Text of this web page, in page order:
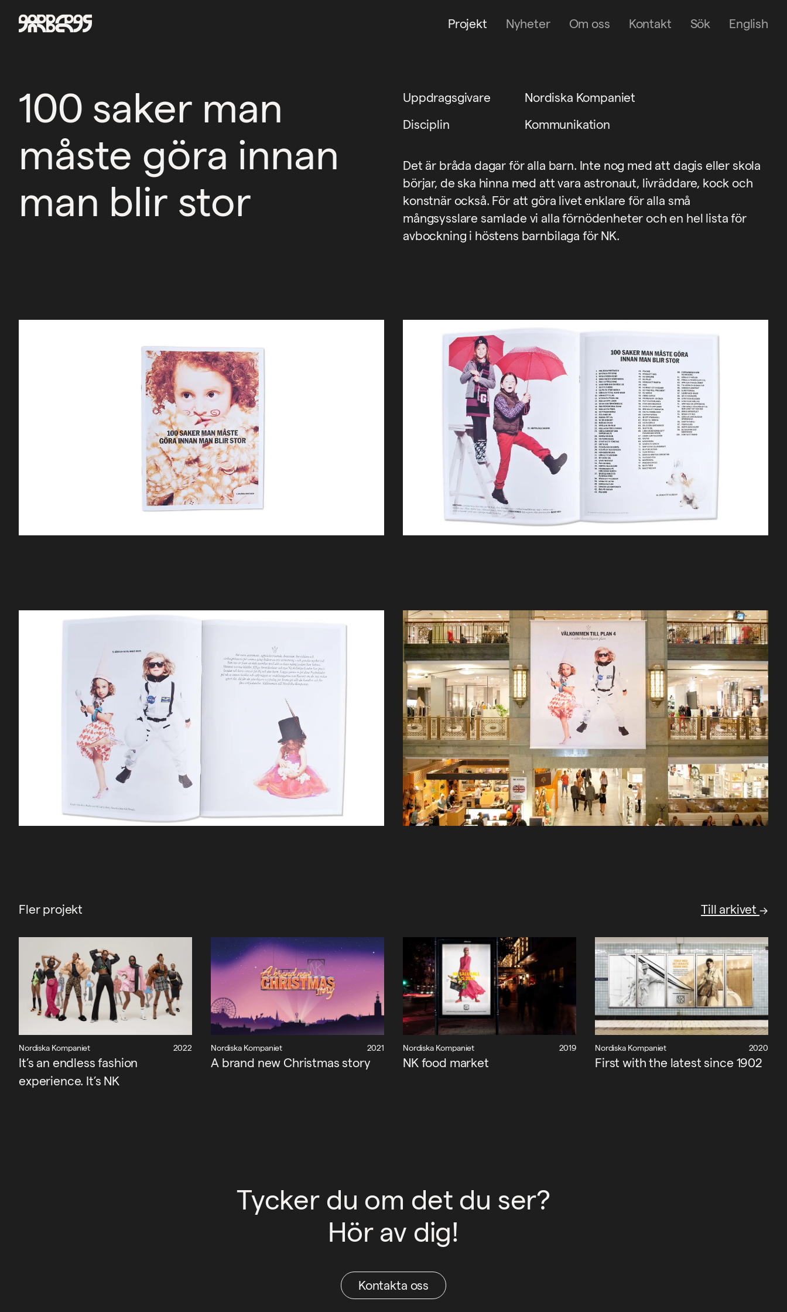
Projekt Nyheter Om oss Kontakt Sök English
Kontakt
Sök
English
100 saker man
måste göra innan
man blir stor
Uppdragsgivare
Nordiska Kompaniet
Disciplin
Kommunikation
Det är bråda dagar för alla barn. Inte nog med att dagis eller skola
börjar, de ska hinna med att vara astronaut, livräddare, kock och
konstnär också. För att göra livet enklare för alla små
mångsysslare samlade vi alla förnödenheter och en hel lista för
avbockning i höstens barnbilaga för NK.
Fler projekt Till arkivet
Nordiska Kompaniet 2022
It’s an endless fashion
experience. It’s NK
Nordiska Kompaniet 2021
A brand new Christmas story
Nordiska Kompaniet 2019
NK food market
Nordiska Kompaniet 2020
First with the latest since 1902
Tycker du om det du ser?
Hör av dig!
Kontakta oss